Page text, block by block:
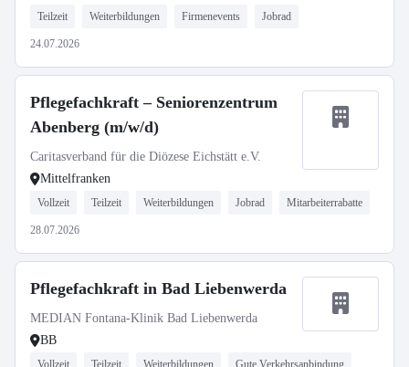
Teilzeit Weiterbildungen Firmenevents Jobrad
24.07.2026
Pflegefachkraft – Seniorenzentrum
Abenberg (m/w/d)
Caritasverband für die Diözese Eichstätt e.V.
Mittelfranken
Vollzeit Teilzeit Weiterbildungen Jobrad Mitarbeiterrabatte
28.07.2026
Pflegefachkraft in Bad Liebenwerda
MEDIAN Fontana-Klinik Bad Liebenwerda
BB
Vollzeit Teilzeit Weiterbildungen Gute Verkehrsanbindung